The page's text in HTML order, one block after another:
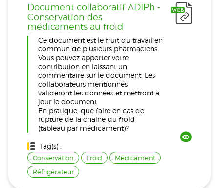
Document collaboratif ADIPh -
Conservation des
médicaments au froid
Ce document est le fruit du travail en
commun de plusieurs pharmaciens.
Vous pouvez apporter votre
contribution en laissant un
commentaire sur le document. Les
collaborateurs mentionnés
valideront les données et mettront à
jour le document.
En pratique, que faire en cas de
rupture de la chaine du froid
(tableau par médicament)?
Tag(s) :
Conservation Froid
Médicament
Réfrigérateur